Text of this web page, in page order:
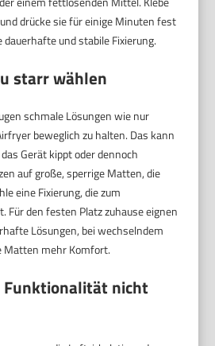
drücke sie für einige Minuten fest
dauerhafte und stabile Fixierung.
starr wählen
schmale Lösungen wie nur
beweglich zu halten. Das kann
Gerät kippt oder dennoch
auf große, sperrige Matten, die
eine Fixierung, die zum
Für den festen Platz zuhause eignen
Lösungen, bei wechselndem
Matten mehr Komfort.
Funktionalität nicht